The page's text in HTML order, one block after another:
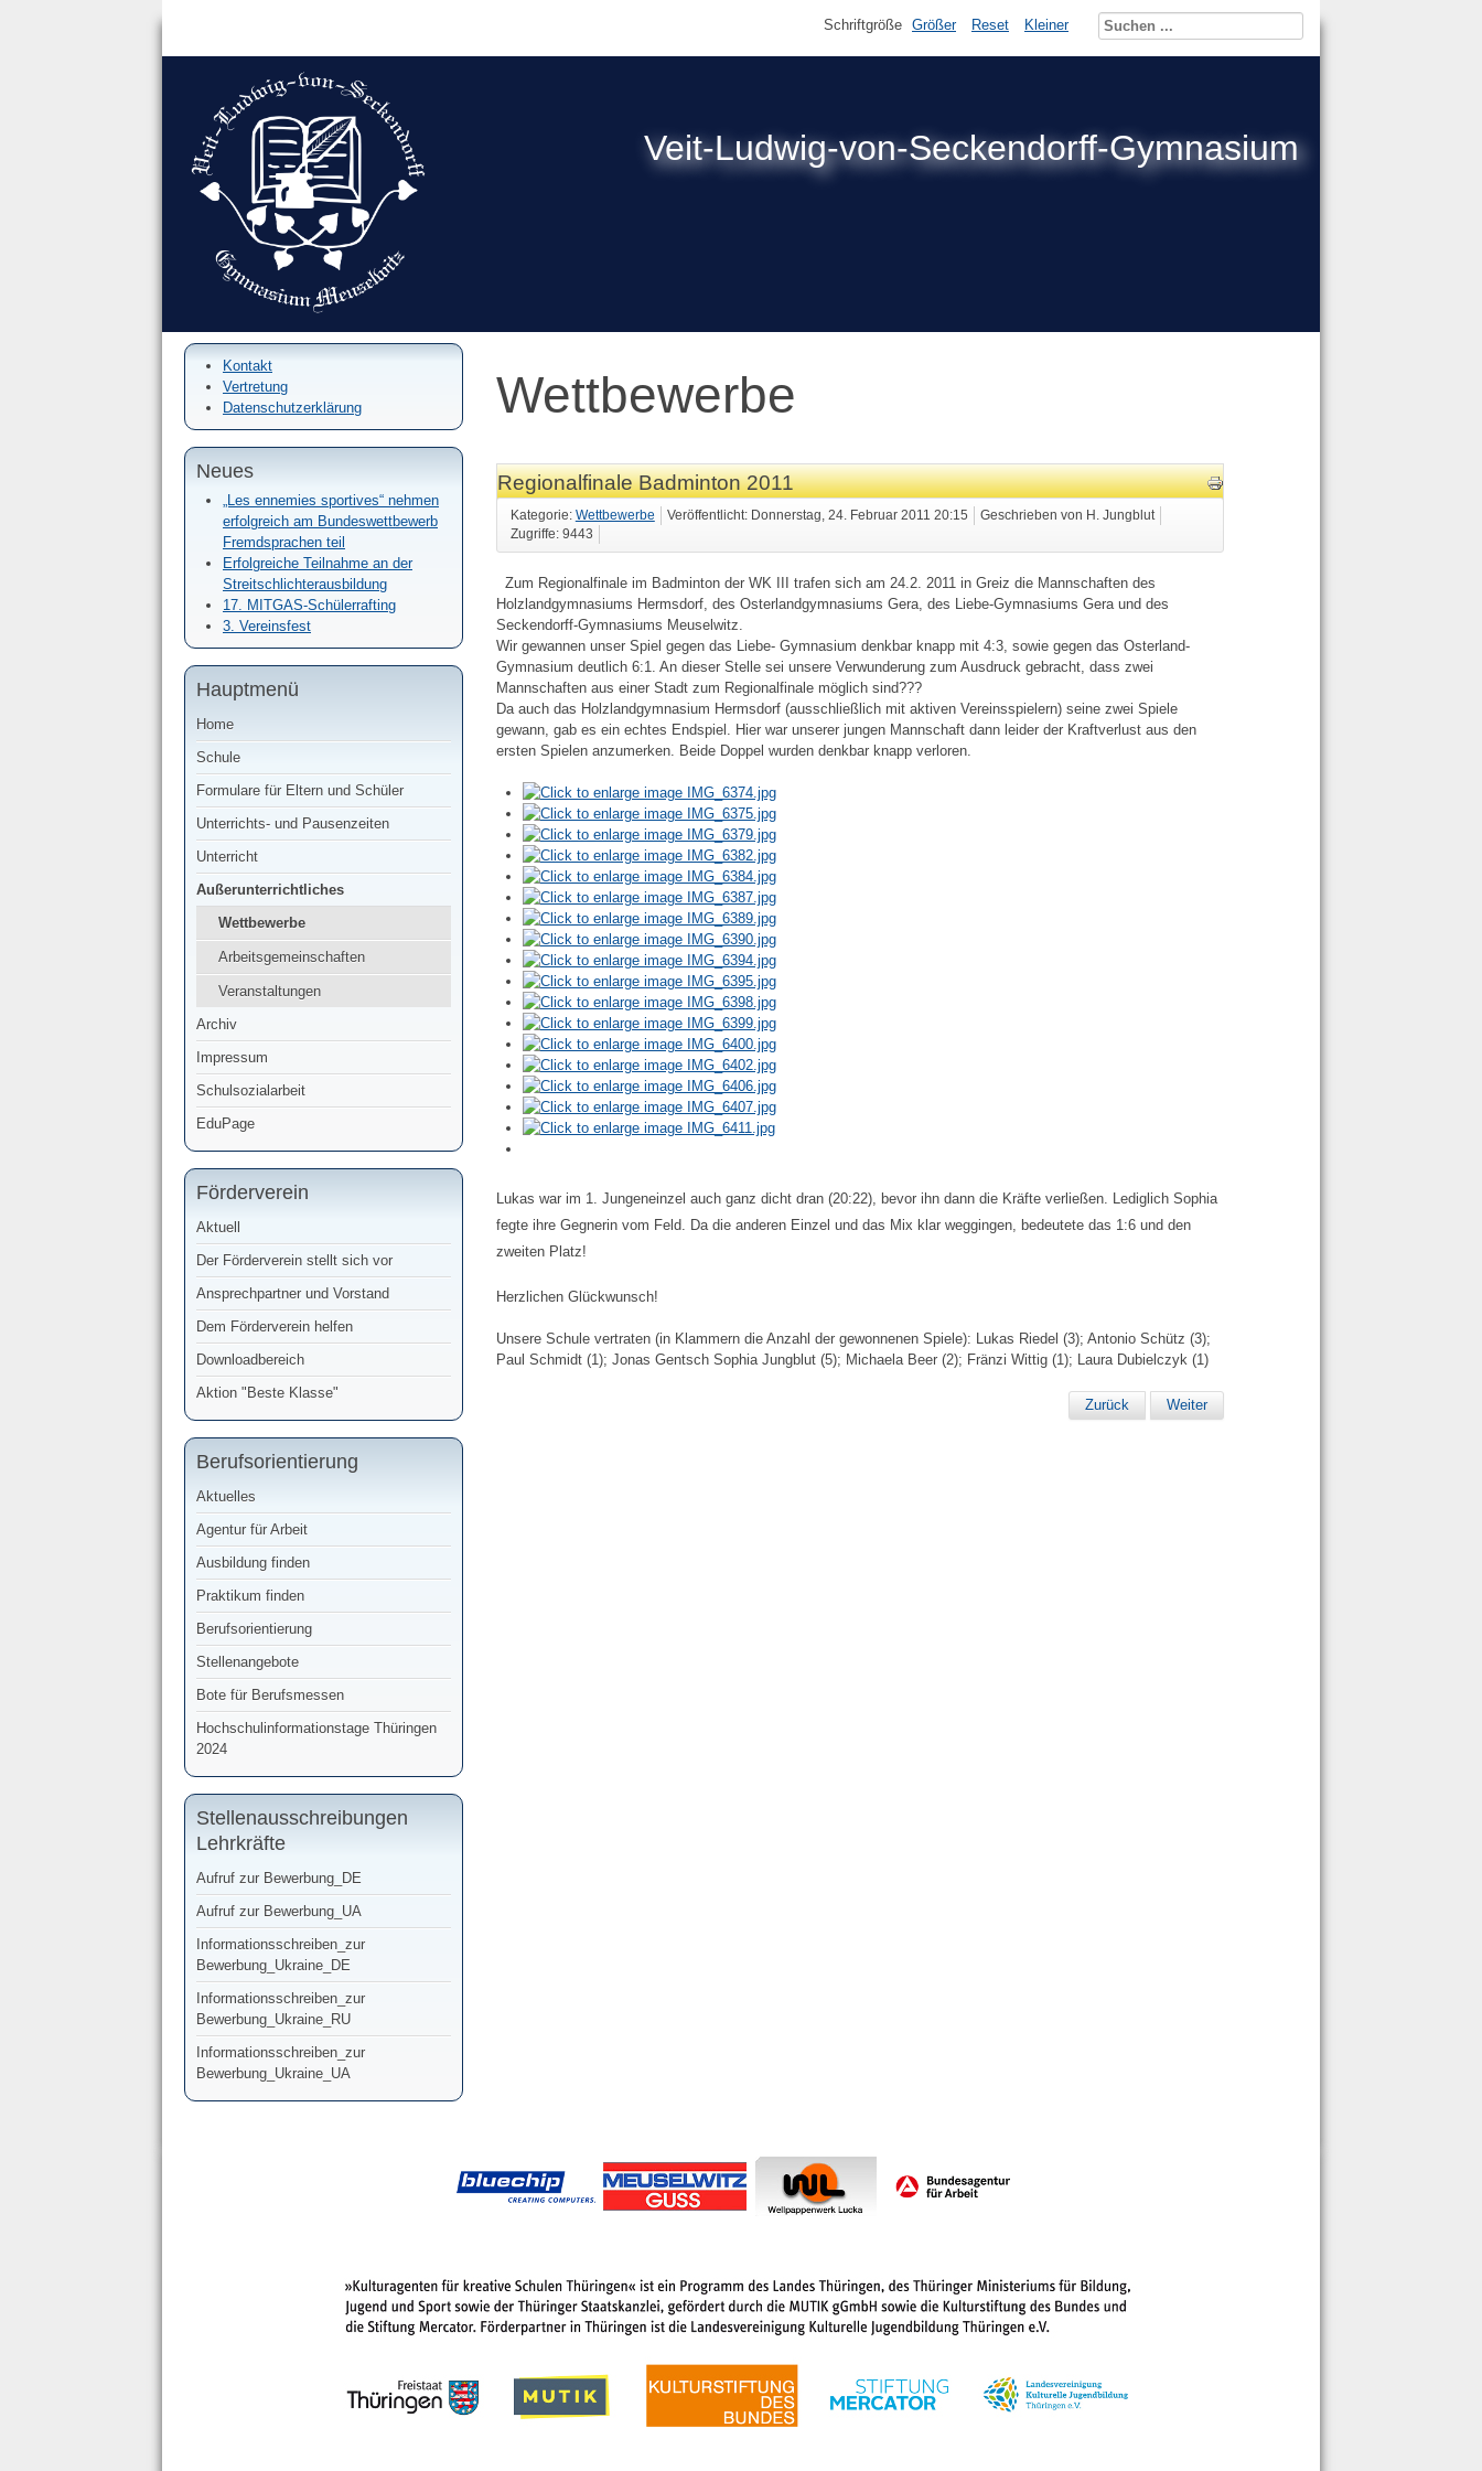
Veit-Ludwig-von-Seckendorff-Gymnasium
Schriftgröße Größer Reset Kleiner
Kontakt
Vertretung
Datenschutzerklärung
Neues
„Les ennemies sportives“ nehmen
erfolgreich am Bundeswettbewerb
Fremdsprachen teil
Erfolgreiche Teilnahme an der
Streitschlichterausbildung
17. MITGAS-Schülerrafting
3. Vereinsfest
Hauptmenü
Home
Schule
Formulare für Eltern und Schüler
Unterrichts- und Pausenzeiten
Unterricht
Außerunterrichtliches
Wettbewerbe
Arbeitsgemeinschaften
Veranstaltungen
Archiv
Impressum
Schulsozialarbeit
EduPage
Förderverein
Aktuell
Der Förderverein stellt sich vor
Ansprechpartner und Vorstand
Dem Förderverein helfen
Downloadbereich
Aktion "Beste Klasse"
Berufsorientierung
Aktuelles
Agentur für Arbeit
Ausbildung finden
Praktikum finden
Berufsorientierung
Stellenangebote
Bote für Berufsmessen
Hochschulinformationstage Thüringen
2024
Stellenausschreibungen
Lehrkräfte
Aufruf zur Bewerbung_DE
Aufruf zur Bewerbung_UA
Informationsschreiben_zur
Bewerbung_Ukraine_DE
Informationsschreiben_zur
Bewerbung_Ukraine_RU
Informationsschreiben_zur
Bewerbung_Ukraine_UA
Wettbewerbe
Regionalfinale Badminton 2011
Kategorie: Wettbewerbe Veröffentlicht: Donnerstag, 24. Februar 2011 20:15
Geschrieben von H. Jungblut
Zugriffe: 9443
Zum Regionalfinale im Badminton der WK III trafen sich am 24.2. 2011 in Greiz die Mannschaften des
Holzlandgymnasiums Hermsdorf, des Osterlandgymnasiums Gera, des Liebe-Gymnasiums Gera und des
Seckendorff-Gymnasiums Meuselwitz.
Wir gewannen unser Spiel gegen das Liebe- Gymnasium denkbar knapp mit 4:3, sowie gegen das Osterland-
Gymnasium deutlich 6:1. An dieser Stelle sei unsere Verwunderung zum Ausdruck gebracht, dass zwei
Mannschaften aus einer Stadt zum Regionalfinale möglich sind???
Da auch das Holzlandgymnasium Hermsdorf (ausschließlich mit aktiven Vereinsspielern) seine zwei Spiele
gewann, gab es ein echtes Endspiel. Hier war unserer jungen Mannschaft dann leider der Kraftverlust aus den
ersten Spielen anzumerken. Beide Doppel wurden denkbar knapp verloren.
Lukas war im 1. Jungeneinzel auch ganz dicht dran (20:22), bevor ihn dann die Kräfte verließen. Lediglich Sophia
fegte ihre Gegnerin vom Feld. Da die anderen Einzel und das Mix klar weggingen, bedeutete das 1:6 und den
zweiten Platz!
Herzlichen Glückwunsch!
Unsere Schule vertraten (in Klammern die Anzahl der gewonnenen Spiele): Lukas Riedel (3); Antonio Schütz (3);
Paul Schmidt (1); Jonas Gentsch Sophia Jungblut (5); Michaela Beer (2); Fränzi Wittig (1); Laura Dubielczyk (1)
Zurück Weiter